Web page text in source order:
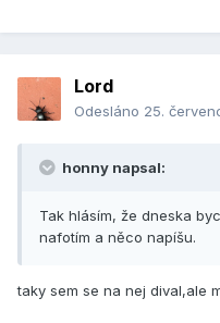
Lord
Odesláno 25.
honny napsal:
Tak hlásím, že dneska
nafotím a něco napíšu.
taky sem se na nej dival,ale